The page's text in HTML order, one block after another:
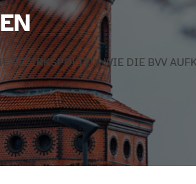
BEZIRKSPOLITIK WIE DIE BVV